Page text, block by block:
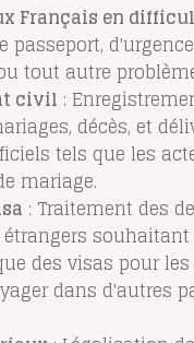
Français en
passeport,
tout autre
civil :
décès, et
tels que les
mariage.
: Traitement des
souhaitant
des visas pour
dans d'autres